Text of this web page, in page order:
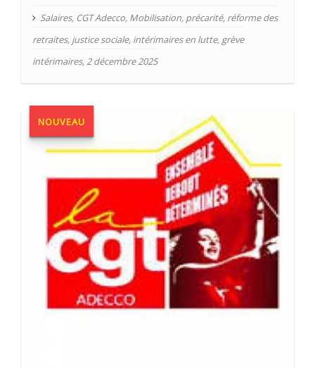
Salaires, CGT Adecco, Mobilisation, précarité, réforme des
retraites, justice sociale, intérimaires en lutte, grève
intérimaires,2 décembre 2025
NOUVEAU